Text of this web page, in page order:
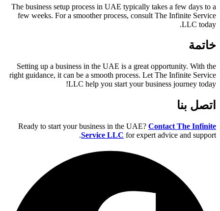
The business setup process in UAE typically takes a few days to a
few weeks. For a smoother process, consult The Infinite Service
LLC today.
خاتمة
Setting up a business in the UAE is a great opportunity. With the
right guidance, it can be a smooth process. Let The Infinite Service
LLC help you start your business journey today!
اتصل بنا
Ready to start your business in the UAE? Contact The Infinite
Service LLC for expert advice and support.